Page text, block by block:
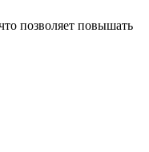
позволяет повышать